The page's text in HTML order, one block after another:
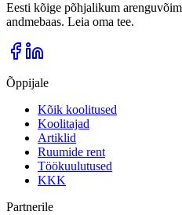
Eesti kõige põhjalikum
andmebaas. Leia oma tee.
Õppijale
Kõik koolitused
Koolitajad
Artiklid
Ruumide rent
Töökuulutused
KKK
Partnerile